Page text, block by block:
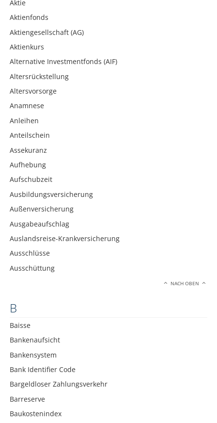
Aktie
Aktienfonds
Aktiengesellschaft (AG)
Aktienkurs
Alternative Investmentfonds (AIF)
Altersrückstellung
Altersvorsorge
Anamnese
Anleihen
Anteilschein
Assekuranz
Aufhebung
Aufschubzeit
Ausbildungsversicherung
Außenversicherung
Ausgabeaufschlag
Auslandsreise-Krankversicherung
Ausschlüsse
Ausschüttung
NACH OBEN
B
Baisse
Bankenaufsicht
Bankensystem
Bank Identifier Code
Bargeldloser Zahlungsverkehr
Barreserve
Baukostenindex